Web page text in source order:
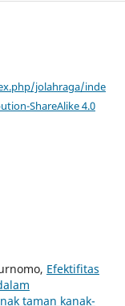
jolahraga/inde
ShareAlike 4.0
Efektifitas
taman kanak-